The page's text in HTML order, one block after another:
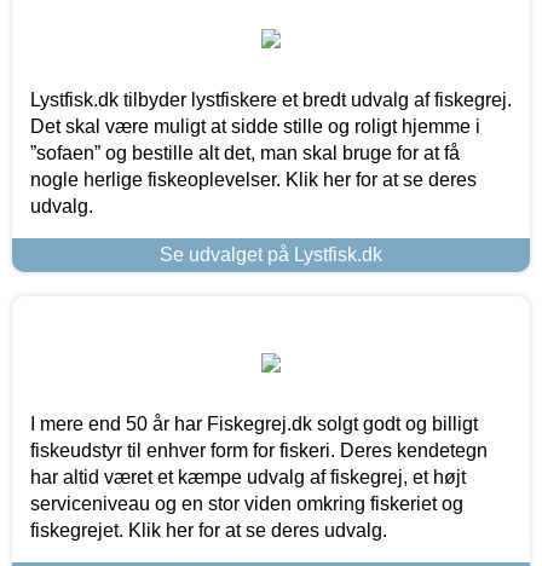
Lystfisk.dk tilbyder lystfiskere et bredt udvalg af fiskegrej.
Det skal være muligt at sidde stille og roligt hjemme i
”sofaen” og bestille alt det, man skal bruge for at få
nogle herlige fiskeoplevelser. Klik her for at se deres
udvalg.
Se udvalget på Lystfisk.dk
I mere end 50 år har Fiskegrej.dk solgt godt og billigt
fiskeudstyr til enhver form for fiskeri. Deres kendetegn
har altid været et kæmpe udvalg af fiskegrej, et højt
serviceniveau og en stor viden omkring fiskeriet og
fiskegrejet. Klik her for at se deres udvalg.